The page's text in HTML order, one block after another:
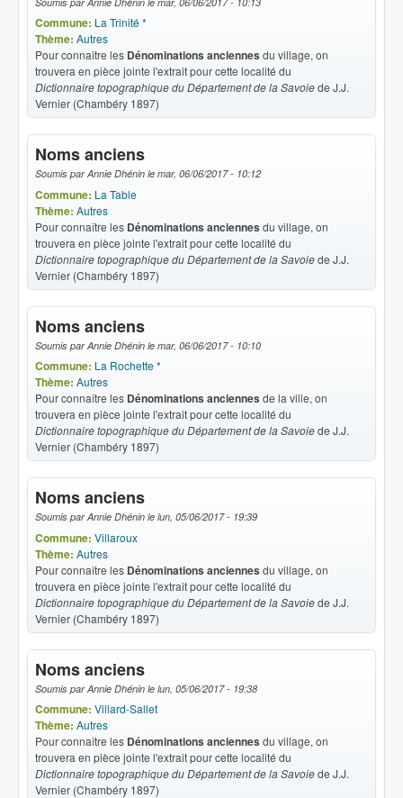
Commune: La Trinité *
Thème: Autres
Pour connaître les Dénominations anciennesdu village, on
trouvera en pièce jointe l'extrait pour cette localité du
Dictionnaire topographique du Département de la Savoiede J.J.
Vernier (Chambéry 1897)
Noms anciens
Soumis parAnnie Dhénin le mar, 06/06/2017 - 10:12
Commune: La Table
Thème: Autres
Pour connaître les Dénominations anciennesdu village, on
trouvera en pièce jointe l'extrait pour cette localité du
Dictionnaire topographique du Département de la Savoiede J.J.
Vernier (Chambéry 1897)
Noms anciens
Soumis parAnnie Dhénin le mar, 06/06/2017 - 10:10
Commune: La Rochette *
Thème: Autres
Pour connaître les Dénominations anciennesde la ville, on
trouvera en pièce jointe l'extrait pour cette localité du
Dictionnaire topographique du Département de la Savoiede J.J.
Vernier (Chambéry 1897)
Noms anciens
Soumis parAnnie Dhénin le lun, 05/06/2017 - 19:39
Commune: Villaroux
Thème: Autres
Pour connaître les Dénominations anciennesdu village, on
trouvera en pièce jointe l'extrait pour cette localité du
Dictionnaire topographique du Département de la Savoiede J.J.
Vernier (Chambéry 1897)
Noms anciens
Soumis parAnnie Dhénin le lun, 05/06/2017 - 19:38
Commune: Villard-Sallet
Thème: Autres
Pour connaître les Dénominations anciennesdu village, on
trouvera en pièce jointe l'extrait pour cette localité du
Dictionnaire topographique du Département de la Savoiede J.J.
Vernier (Chambéry 1897)